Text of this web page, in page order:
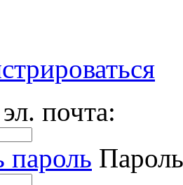
почта:
пароль